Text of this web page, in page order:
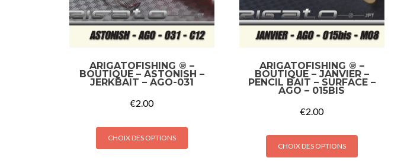
ARIGATOFISHING ® –
BOUTIQUE – ASTONISH –
JERKBAIT – AGO-031
€2.00
CHOIX DES OPTIONS
ARIGATOFISHING ® –
BOUTIQUE – JANVIER –
PENCIL BAIT – SURFACE –
AGO – 015BIS
€2.00
CHOIX DES OPTIONS